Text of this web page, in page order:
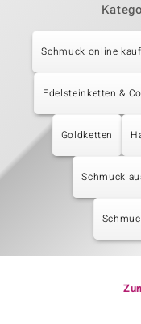
Schmuck online
Edelsteinketten &
Goldketten
Schmuck